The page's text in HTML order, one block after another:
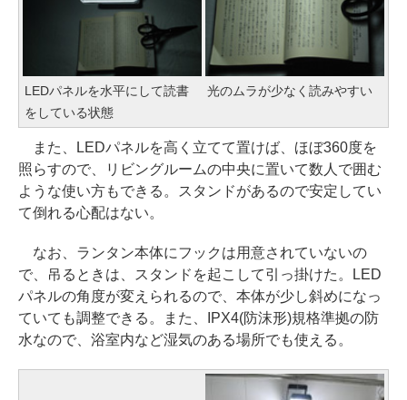
LEDパネルを水平にして読書
をしている状態
光のムラが少なく読みやすい
また、LEDパネルを高く立てて置けば、ほぼ360度を
照らすので、リビングルームの中央に置いて数人で囲む
ような使い方もできる。スタンドがあるので安定してい
て倒れる心配はない。
なお、ランタン本体にフックは用意されていないの
で、吊るときは、スタンドを起こして引っ掛けた。LED
パネルの角度が変えられるので、本体が少し斜めになっ
ていても調整できる。また、IPX4(防沫形)規格準拠の防
水なので、浴室内など湿気のある場所でも使える。